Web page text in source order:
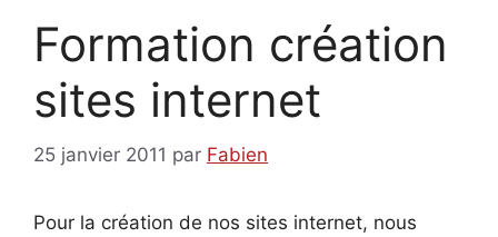
Formation création
sites internet
25 janvier 2011 par Fabien
Pour la création de nos sites internet, nous